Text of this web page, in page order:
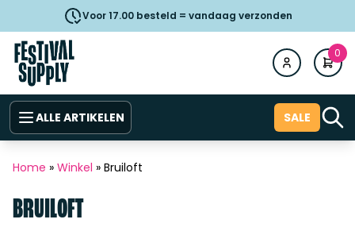
Voor 17.00 besteld = vandaag verzonden
0
ALLE ARTIKELEN SALE
Home » Winkel » Bruiloft
BRUILOFT